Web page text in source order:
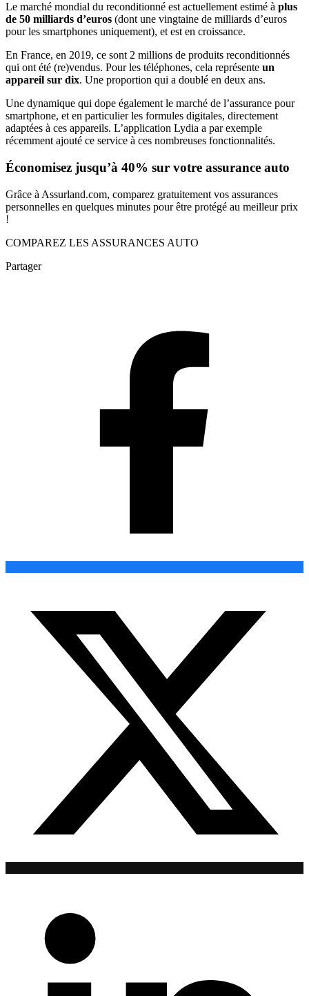
Le marché mondial du reconditionné est actuellement estimé à plus
de 50 milliards d’euros (dont une vingtaine de milliards d’euros
pour les smartphones uniquement), et est en croissance.
En France, en 2019, ce sont 2 millions de produits reconditionnés
qui ont été (re)vendus. Pour les téléphones, cela représente un
appareil sur dix. Une proportion qui a doublé en deux ans.
Une dynamique qui dope également le marché de l’assurance pour
smartphone, et en particulier les formules digitales, directement
adaptées à ces appareils. L’application Lydia a par exemple
récemment ajouté ce service à ces nombreuses fonctionnalités.
Économisez jusqu’à 40% sur votre assurance auto
Grâce à Assurland.com, comparez gratuitement vos assurances
personnelles en quelques minutes pour être protégé au meilleur prix
!
COMPAREZ LES ASSURANCES AUTO
Partager